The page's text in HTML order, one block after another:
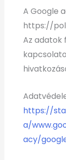
A Google
https://
Az adatok
https://
a/
acy/